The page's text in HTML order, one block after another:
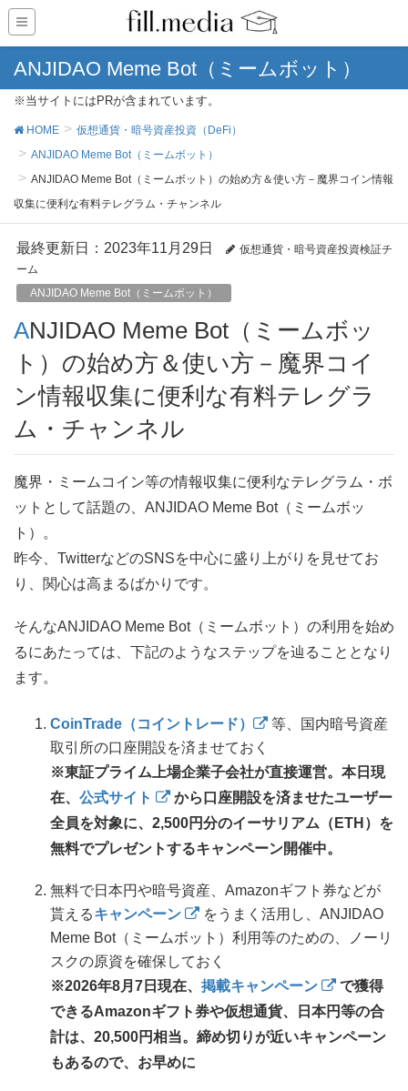
ANJIDAO Meme Bot（ミームボット）
※当サイトにはPRが含まれています。
HOME
仮想通貨・暗号資産投資（DeFi）
ANJIDAO Meme Bot（ミームボット）
ANJIDAO Meme Bot（ミームボット）の始め方＆使い方－魔界コイン情報
収集に便利な有料テレグラム・チャンネル
最終更新日：2023年11月29日
仮想通貨・暗号資産投資検証チ
ーム
ANJIDAO Meme Bot（ミームボット）
ANJIDAO Meme Bot（ミームボッ
ト）の始め方＆使い方－魔界コイ
ン情報収集に便利な有料テレグラ
ム・チャンネル
魔界・ミームコイン等の情報収集に便利なテレグラム・ボ
ットとして話題の、ANJIDAO Meme Bot（ミームボッ
ト）。
昨今、TwitterなどのSNSを中心に盛り上がりを見せてお
り、関心は高まるばかりです。
そんなANJIDAO Meme Bot（ミームボット）の利用を始め
るにあたっては、下記のようなステップを辿ることとなり
ます。
CoinTrade（コイントレード）
等、国内暗号資産
取引所の口座開設を済ませておく
※東証プライム上場企業子会社が直接運営。本日現
在、 公式サイト
から口座開設を済ませたユーザー
全員を対象に、2,500円分のイーサリアム（ETH）を
無料でプレゼントするキャンペーン開催中。
無料で日本円や暗号資産、Amazonギフト券などが
貰えるキャンペーン
をうまく活用し、ANJIDAO
Meme Bot（ミームボット）利用等のための、ノーリ
スクの原資を確保しておく
※2026年8月7日現在、 掲載キャンペーン
で獲得
できるAmazonギフト券や仮想通貨、日本円等の合
計は、20,500円相当。締め切りが近いキャンペーン
もあるので、お早めに